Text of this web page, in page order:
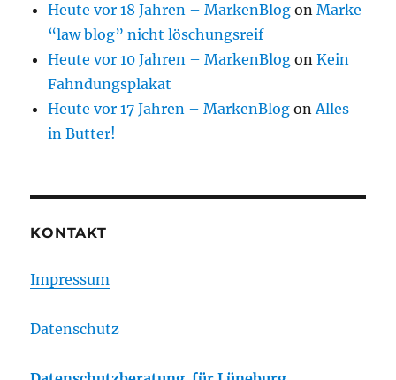
Heute vor 18 Jahren – MarkenBlog onMarke
“law blog” nicht löschungsreif
Heute vor 10 Jahren – MarkenBlog onKein
Fahndungsplakat
Heute vor 17 Jahren – MarkenBlog onAlles
in Butter!
KONTAKT
Impressum
Datenschutz